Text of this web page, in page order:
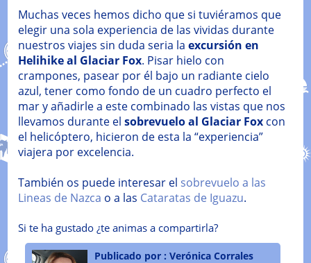
Muchas veces hemos dicho que si tuviéramos que
elegir una sola experiencia de las vividas durante
nuestros viajes sin duda seria la excursión en
Helihike al Glaciar Fox. Pisar hielo con
crampones, pasear por él bajo un radiante cielo
azul, tener como fondo de un cuadro perfecto el
mar y añadirle a este combinado las vistas que nos
llevamos durante el sobrevuelo al Glaciar Foxcon
el helicóptero, hicieron de esta la “experiencia”
viajera por excelencia.
También os puede interesar el sobrevuelo a las
Lineas de Nazca o a las Cataratas de Iguazu.
Si te ha gustado ¿te animas a compartirla?
Publicado por : Verónica Corrales